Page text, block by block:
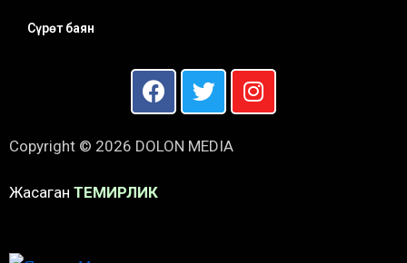
Сүрөт баян
Copyright © 2026 DOLON MEDIA
Жасаган ТЕМИРЛИК